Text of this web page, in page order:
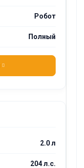
Робот
Полный
2.0 л
204 л.с.